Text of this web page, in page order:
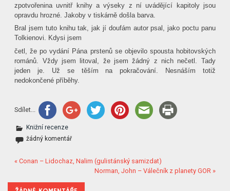
zpotvořenina uvnitř knihy a výseky z ní uvádějící kapitoly jsou
opravdu hrozné. Jakoby v tiskárně došla barva.
Bral jsem tuto knihu tak, jak jí doufám autor psal, jako poctu panu
Tolkienovi. Kdysi jsem
četl, že po vydání Pána prstenů se objevilo spousta hobitovských
románů. Vždy jsem litoval, že jsem žádný z nich nečetl. Tady
jeden je. Už se těším na pokračování. Nesnáším totiž
nedokončené příběhy.
Sdílet...
Knižní recenze
žádný komentář
« Conan – Lidochaz, Nalim (gulistánský samizdat)
Norman, John – Válečník z planety GOR »